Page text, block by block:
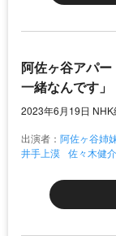
阿佐ヶ谷アパ
一緒なんです」
2023年6月19日 NHK
出演者： 阿佐ヶ谷姉
井手上漠 佐々木健介